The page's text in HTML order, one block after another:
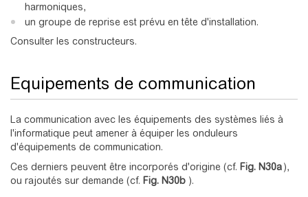
harmoniques,
un groupe de reprise est prévu en tête d'installation.
Consulter les constructeurs.
Equipements de communication
La communication avec les équipements des systèmes liés à
l'informatique peut amener à équiper les onduleurs
d'équipements de communication.
Ces derniers peuvent être incorporés d'origine (cf. Fig. N30a),
ou rajoutés sur demande (cf. Fig. N30b ).